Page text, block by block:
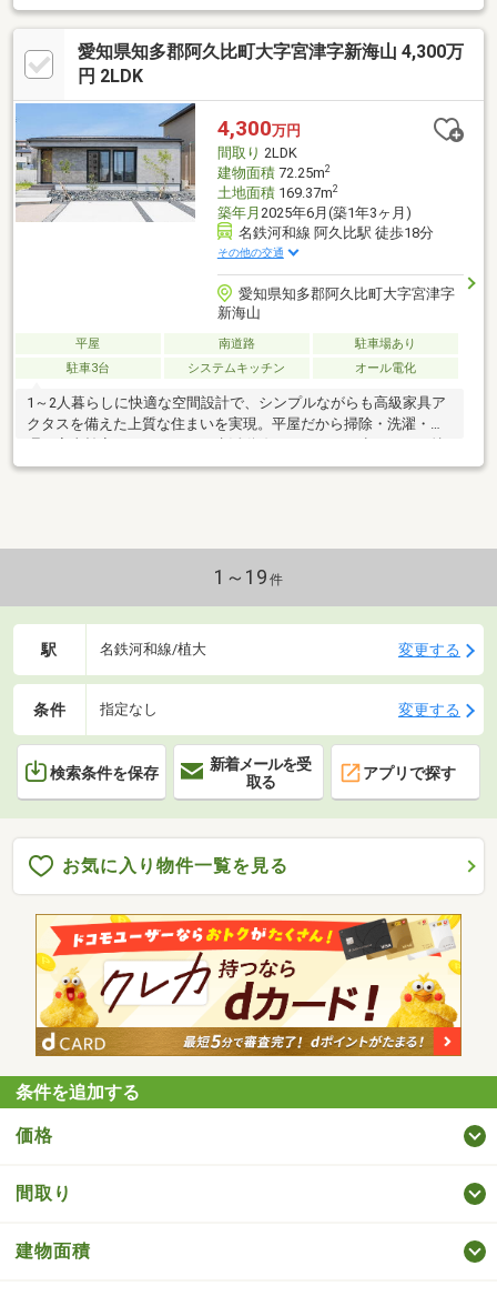
使い方が可能＜設備＞■ミストサウナ付きバスルームで、一日の
疲れを癒すリラクゼーション空間■オール電化の設備で、エコで
安全な暮らしを実現■南向きバルコニーで、たっぷりの日差しを
取り入れた明るい室内環境＜間取り＞■25帖の広々としたLDKで、
会話を楽しみながら料理ができる■和室のあるリビングで、心地
よいリラックスタイムを提供
愛知県知多郡阿久比町大字宮津字新海山 4,300万
円 2LDK
4,300万円
間取り 2LDK
建物面積72.25m2
土地面積169.37m2
築年月 2025年6月(築1年3ヶ月)
名鉄河和線 阿久比駅 徒歩18分
その他の交通
愛知県知多郡阿久比町大字宮津字
新海山
平屋 南道路
駐車場あり
駐車3台
システムキッチン オール電化
1～2人暮らしに快適な空間設計で、シンプルながらも高級家具ア
クタスを備えた上質な住まいを実現。平屋だから掃除・洗濯・料
理の家事効率がとてもよく、生活動線のストレスが少ないのが特
長です。またワンフロアのため、エネルギーコストを抑えられま
トながらも、「高級感」と「快適性」の両立させた自慢の平屋。
■「名鉄名古屋」駅まで徒歩＋特急で46分。
1～19 件
駅 名鉄河和線/植大 変更する
条件 指定なし 変更する
検索条件を保存
新着メールを受
取る
アプリで探す
お気に入り物件一覧を見る
条件を追加する
価格
間取り
建物面積